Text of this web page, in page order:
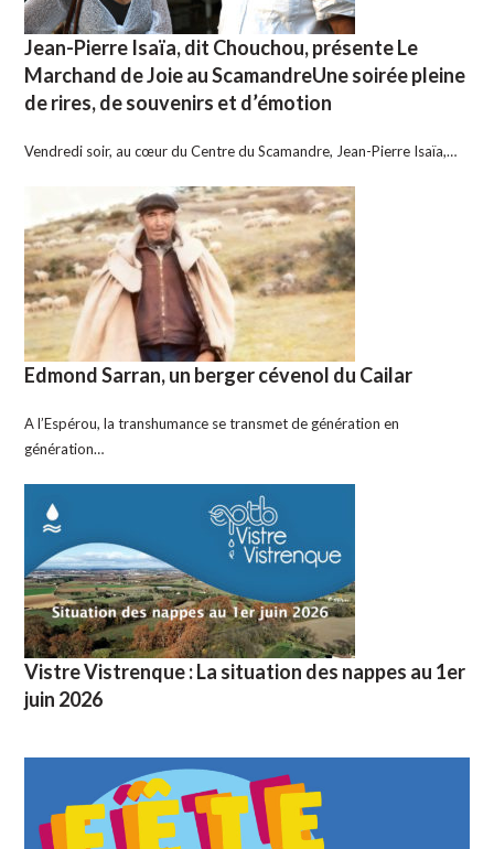
Jean-Pierre Isaïa, dit Chouchou, présente Le
Marchand de Joie au ScamandreUne soirée pleine
de rires, de souvenirs et d’émotion
Vendredi soir, au cœur du Centre du Scamandre, Jean-Pierre Isaïa,…
Edmond Sarran, un berger cévenol du Cailar
A l’Espérou, la transhumance se transmet de génération en
génération…
Vistre Vistrenque : La situation des nappes au 1er
juin 2026